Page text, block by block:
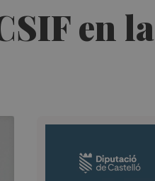
en la